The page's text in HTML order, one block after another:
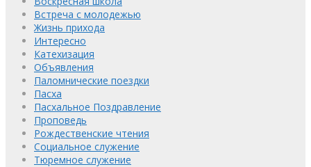
Встреча с молодежью
Жизнь прихода
Интересно
Катехизация
Объявления
Паломнические поездки
Пасха
Пасхальное Поздравление
Проповедь
Рождественские чтения
Социальное служение
Тюремное служение